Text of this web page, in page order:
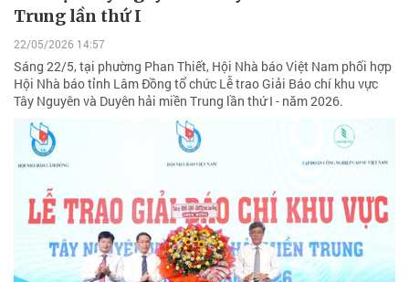
Trung lần thứ I
22/05/2026 14:57
Sáng 22/5, tại phường Phan Thiết, Hội Nhà báo Việt Nam phối hợp
Hội Nhà báo tỉnh Lâm Đồng tổ chức Lễ trao Giải Báo chí khu vực
Tây Nguyên và Duyên hải miền Trung lần thứ I - năm 2026.